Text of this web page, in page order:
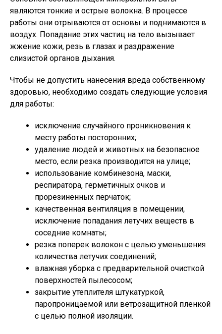
являются тонкие и острые волокна. В процессе
работы они отрываются от основы и поднимаются в
воздух. Попадание этих частиц на тело вызывает
жжение кожи, резь в глазах и раздражение
слизистой органов дыхания.
Чтобы не допустить нанесения вреда собственному
здоровью, необходимо создать следующие условия
для работы:
исключение случайного проникновения к
месту работы посторонних;
удаление людей и животных на безопасное
место, если резка производится на улице;
использование комбинезона, маски,
респиратора, герметичных очков и
прорезиненных перчаток;
качественная вентиляция в помещении,
исключение попадания летучих веществ в
соседние комнаты;
резка поперек волокон с целью уменьшения
количества летучих соединений;
влажная уборка с предварительной очисткой
поверхностей пылесосом;
закрытие утеплителя штукатуркой,
паропроницаемой или ветрозащитной пленкой
с целью полной изоляции.